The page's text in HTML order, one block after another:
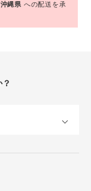
沖縄県 への配送を承